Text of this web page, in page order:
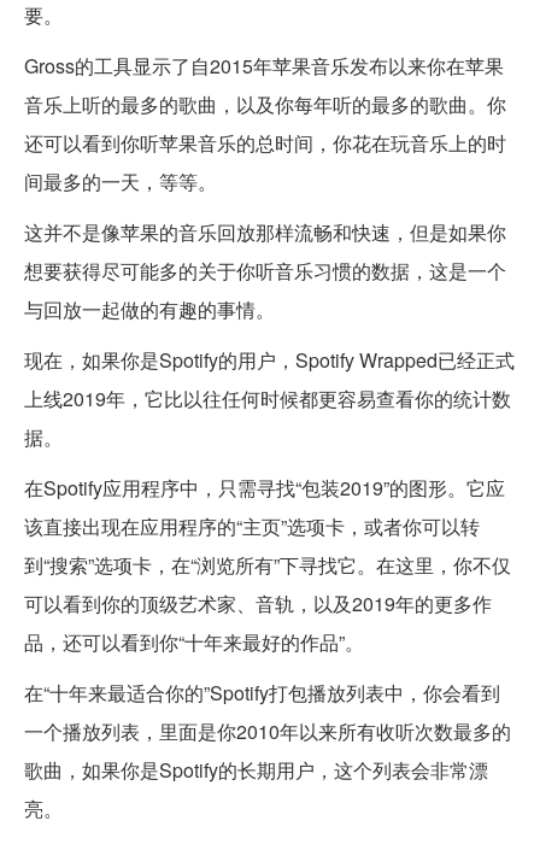
要。
Gross的工具显示了自2015年苹果音乐发布以来你在苹果
音乐上听的最多的歌曲，以及你每年听的最多的歌曲。你
还可以看到你听苹果音乐的总时间，你花在玩音乐上的时
间最多的一天，等等。
这并不是像苹果的音乐回放那样流畅和快速，但是如果你
想要获得尽可能多的关于你听音乐习惯的数据，这是一个
与回放一起做的有趣的事情。
现在，如果你是Spotify的用户，Spotify Wrapped已经正式
上线2019年，它比以往任何时候都更容易查看你的统计数
据。
在Spotify应用程序中，只需寻找“包装2019”的图形。它应
该直接出现在应用程序的“主页”选项卡，或者你可以转
到“搜索”选项卡，在“浏览所有”下寻找它。在这里，你不仅
可以看到你的顶级艺术家、音轨，以及2019年的更多作
品，还可以看到你“十年来最好的作品”。
在“十年来最适合你的”Spotify打包播放列表中，你会看到
一个播放列表，里面是你2010年以来所有收听次数最多的
歌曲，如果你是Spotify的长期用户，这个列表会非常漂
亮。